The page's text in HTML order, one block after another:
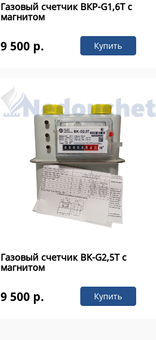
Газовый счетчик ВКР-G1,6Т с
магнитом
9 500 р. Купить
Газовый счетчик ВK-G2,5Т с
магнитом
9 500 р. Купить